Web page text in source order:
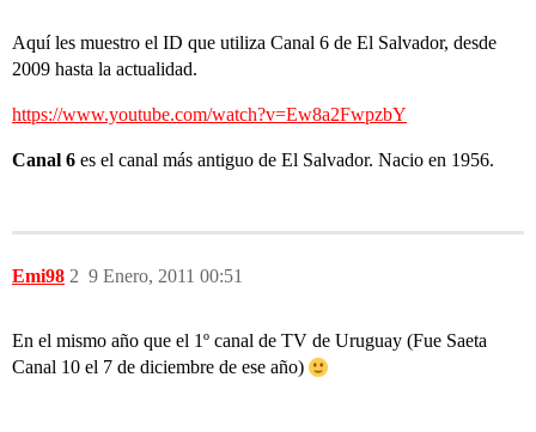
Aquí les muestro el ID que utiliza Canal 6 de El Salvador, desde
2009 hasta la actualidad.
https://www.youtube.com/watch?v=Ew8a2FwpzbY
Canal 6 es el canal más antiguo de El Salvador. Nacio en 1956.
Emi98 9 Enero, 2011 00:51
2
En el mismo año que el 1º canal de TV de Uruguay (Fue Saeta
Canal 10 el 7 de diciembre de ese año)